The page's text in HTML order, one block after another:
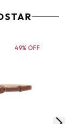
49% OFF